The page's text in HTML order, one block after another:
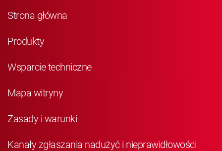
Strona główna
Produkty
Wsparcie techniczne
Mapa witryny
Zasady i warunki
Kanały zgłaszania nadużyć i nieprawidłowości